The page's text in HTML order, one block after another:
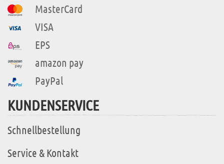
MasterCard
VISA
EPS
amazon pay
PayPal
KUNDENSERVICE
Schnellbestellung
Service & Kontakt